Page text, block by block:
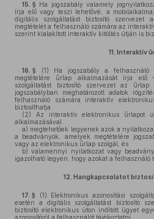
15. § Ha jogszabály valamely
írja elő vagy teszi lehetővé, a
digitális szolgáltatást biztosító
megtételét a felhasználó számára az
szerint kialakított interaktív kitöltés útján is
11. Interaktív
16. § (1) Ha jogszabály a felhasználó
megtételére űrlap alkalmazását írja
szolgáltatást biztosító szervezet az
jogszabályban meghatározott adatok
felhasználó számára interaktív
biztosíthatja.
(2) Az interaktív elektronikus űrlapot
alkalmazásával
a) megtehetőek legyenek azok a
a beadványok, amelyek megtételére
vagy az elektronikus űrlap szolgál, és
b) valamennyi nyilatkozat vagy
igazolható legyen, hogy azokat a felhasználó
12. Hangkapcsolatot
17. § (1) Elektronikus azonosítási
esetén a digitális szolgáltatást biztosító
biztosító elektronikus úton indított ügyet
azonosítóról a felhasználót tájékoztatni.